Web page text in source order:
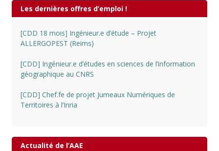
Les dernières offres d’emploi !
[CDD 18 mois] Ingénieur.e d’étude – Projet
ALLERGOPEST (Reims)
[CDD] Ingénieur.e d’études en sciences de l’information
géographique au CNRS
[CDD] Chef.fe de projet Jumeaux Numériques de
Territoires à l’Inria
Actualité de l’AAE